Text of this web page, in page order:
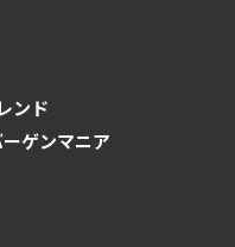
ンド
ゲンマニア